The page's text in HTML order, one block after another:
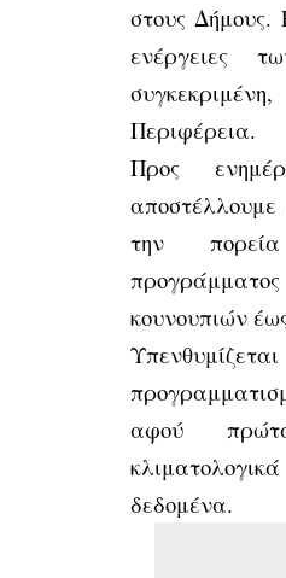
στους Δήμους.
ενέργειες
Περιφέρεια.
Προς
την
κουνουπιών
αφού
δεδομένα.